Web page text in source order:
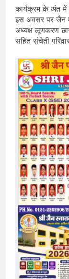
कार्यक्रम के अंत में
इस अवसर पर जैन
अध्यक्ष लूणकरण
सहित संचेती